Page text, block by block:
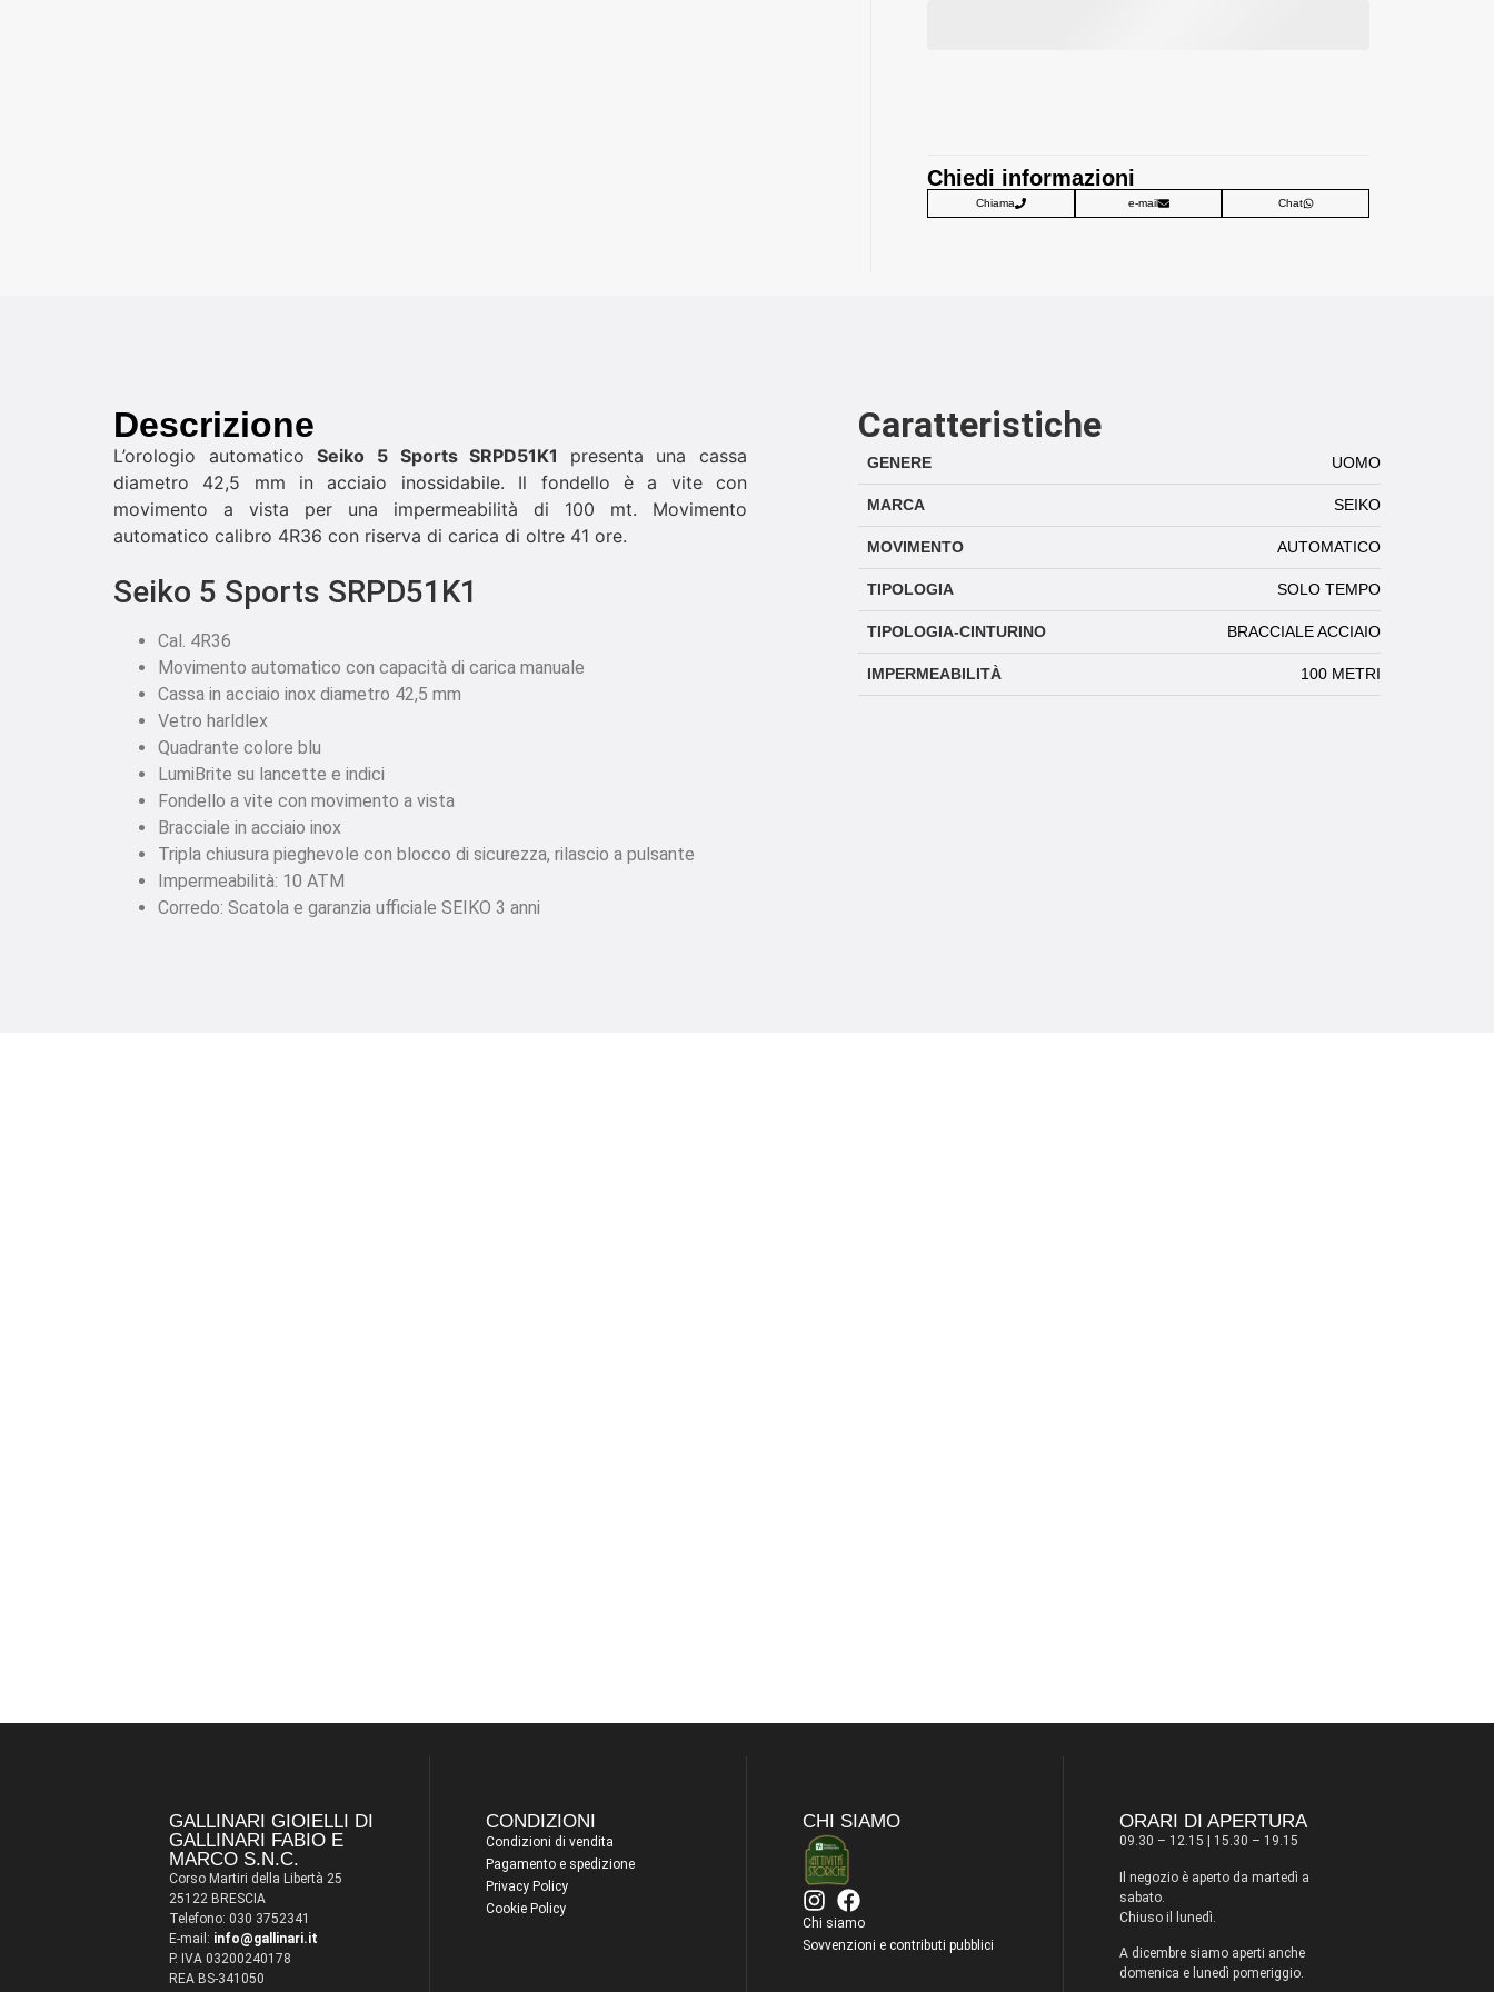
Chiedi informazioni
Chiama e-mail Chat
Descrizione
L’orologio automaticoSeiko 5 Sports SRPD51K1 presenta una cassa
diametro 42,5 mm in acciaio inossidabile. Il fondello è a vite con
movimento a vista per una impermeabilità di 100 mt. Movimento
automatico calibro 4R36 con riserva di carica di oltre 41 ore.
Seiko 5 Sports SRPD51K1
Cal. 4R36
Movimento automatico con capacità di carica manuale
Cassa in acciaio inox diametro 42,5 mm
Vetro harldlex
Quadrante colore blu
LumiBrite su lancette e indici
Fondello a vite con movimento a vista
Bracciale in acciaio inox
Tripla chiusura pieghevole con blocco di sicurezza, rilascio a pulsante
Impermeabilità: 10 ATM
Corredo: Scatola e garanzia ufficiale SEIKO 3 anni
Caratteristiche
GENERE UOMO
MARCA SEIKO
MOVIMENTO AUTOMATICO
TIPOLOGIA SOLO TEMPO
TIPOLOGIA-CINTURINO BRACCIALE ACCIAIO
IMPERMEABILITÀ 100 METRI
GALLINARI GIOIELLI DI
GALLINARI FABIO E
MARCO S.N.C.
Corso Martiri della Libertà 25
25122 BRESCIA
Telefono: 030 3752341
E-mail: info@gallinari.it
P. IVA 03200240178
REA BS-341050
CONDIZIONI
Condizioni di vendita
Pagamento e spedizione
Privacy Policy
Cookie Policy
CHI SIAMO
Chi siamo
Sovvenzioni e contributi pubblici
ORARI DI APERTURA
09.30 – 12.15 | 15.30 – 19.15
Il negozio è aperto da martedì a
sabato.
Chiuso il lunedì.
A dicembre siamo aperti anche
domenica e lunedì pomeriggio.